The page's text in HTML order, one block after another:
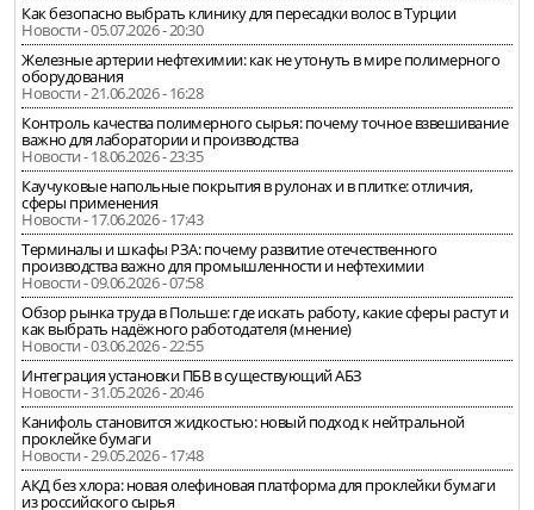
Как безопасно выбрать клинику для пересадки волос в Турции
Новости - 05.07.2026 - 20:30
Железные артерии нефтехимии: как не утонуть в мире полимерного
оборудования
Новости - 21.06.2026 - 16:28
Контроль качества полимерного сырья: почему точное взвешивание
важно для лаборатории и производства
Новости - 18.06.2026 - 23:35
Каучуковые напольные покрытия в рулонах и в плитке: отличия,
сферы применения
Новости - 17.06.2026 - 17:43
Терминалы и шкафы РЗА: почему развитие отечественного
производства важно для промышленности и нефтехимии
Новости - 09.06.2026 - 07:58
Обзор рынка труда в Польше: где искать работу, какие сферы растут и
как выбрать надёжного работодателя (мнение)
Новости - 03.06.2026 - 22:55
Интеграция установки ПБВ в существующий АБЗ
Новости - 31.05.2026 - 20:46
Канифоль становится жидкостью: новый подход к нейтральной
проклейке бумаги
Новости - 29.05.2026 - 17:48
АКД без хлора: новая олефиновая платформа для проклейки бумаги
из российского сырья